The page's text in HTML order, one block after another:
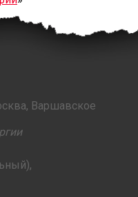
Варшавское